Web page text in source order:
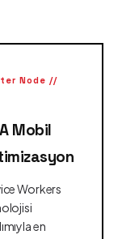
Node //
Mobil
Workers
en